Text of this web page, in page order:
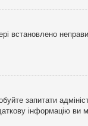
встановлено
запитати
інформацію ви